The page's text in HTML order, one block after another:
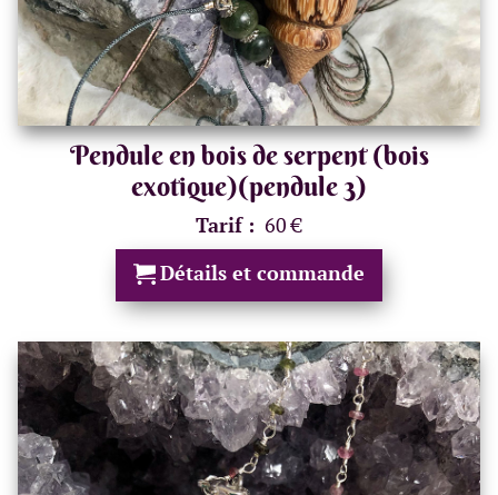
Pendule en bois de serpent (bois
exotique)(pendule 3)
Tarif : 60 €
Détails et commande